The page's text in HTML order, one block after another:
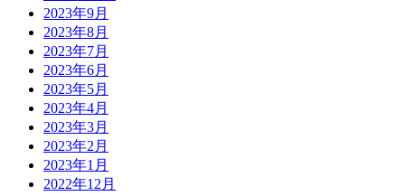
2023年9月
2023年8月
2023年7月
2023年6月
2023年5月
2023年4月
2023年3月
2023年2月
2023年1月
2022年12月